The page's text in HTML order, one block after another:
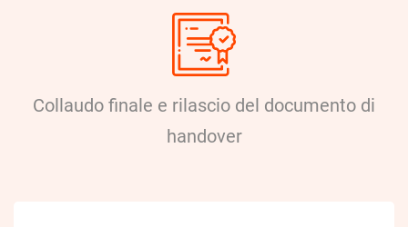
Collaudo finale e rilascio del documento di
handover